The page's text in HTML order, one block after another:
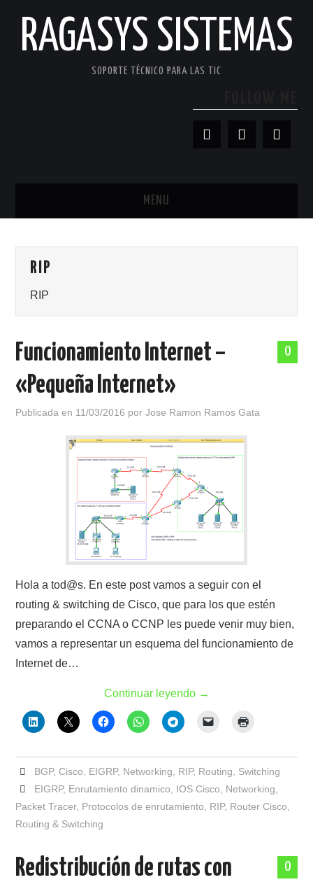
RAGASYS SISTEMAS
SOPORTE TÉCNICO PARA LAS TIC
MENU
ACERCA DE
POLÍTICA DE PRIVACIDAD
RIP
RIP
0
Funcionamiento Internet –
«Pequeña Internet»
Publicada en 11/03/2016 porJose Ramon Ramos Gata
Hola a tod@s. En este post vamos a seguir con el
routing & switching de Cisco, que para los que estén
preparando el CCNA o CCNP les puede venir muy bien,
vamos a representar un esquema del funcionamiento de
Internet de…
Continuar leyendo →
BGP, Cisco EIGRP, Networking RIP, Routing
Switching
EIGRP, Enrutamiento dinamico IOS Cisco Networking
Packet Tracer, Protocolos de enrutamiento RIP, Router Cisco
Routing & Switching
0
Redistribución de rutas con